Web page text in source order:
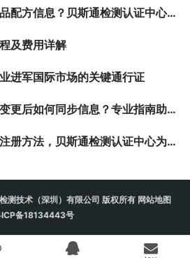
信息？贝斯通检测认证中心为您解答
及费用详解
进军国际市场的关键通行证
如何同步信息？专业指南助您高效更新
法，贝斯通检测认证中心为您保驾护航
技术（深圳）有限公司 版权所有 网站地图
ICP备18134443号